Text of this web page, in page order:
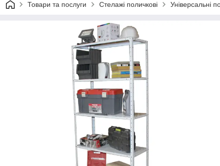
Товари та послуги Стелажі поличкові Універсальні